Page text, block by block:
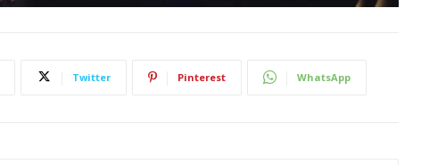
Twitter Pinterest WhatsApp